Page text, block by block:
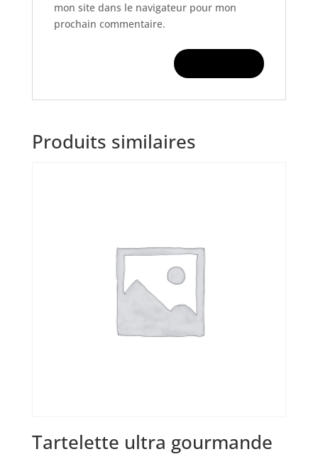
mon site dans le navigateur pour mon
prochain commentaire.
Produits similaires
Tartelette ultra gourmande